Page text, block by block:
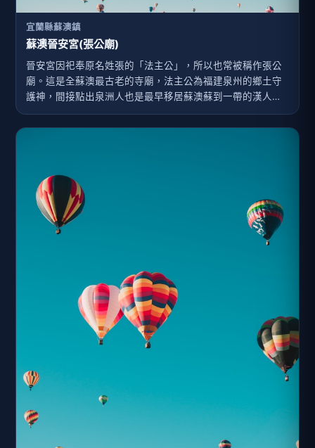
宜蘭縣蘇澳鎮
蘇澳晉安宮(張公廟)
晉安宮因祀奉原名姓張的「法主公」，所以也常被稱作張公
廟。這是全蘇澳最古老的寺廟，法主公為福建泉州的鄉土守
護神，間接點出泉洲人也是最早移居蘇澳蘇到一帶的漢人。
當時來自泉州的開拓先民為了前往海外尋找定居之地，便請
當地守護神法主公乘船同行，為驅逐荒地瘴癘之氣，便於蘇
名泉州先民移居宜蘭。晉安宮中留有一幅藍染舊布，上頭寫
著二十六個開墾先賢的姓名，還保留了紀念碑文，頗具歷史
傳承意義。晉安宮還有個逗趣故事，一般廟門兩側的石獅皆
「左雄右雌」，但晉安宮卻相反，而廟前的商店又恰巧多是
女主人當家，造就了本區有個軼名為「驚某街」，也是蘇澳